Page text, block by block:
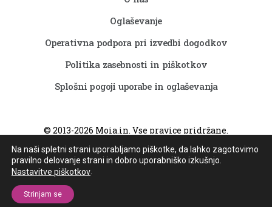
Oglaševanje
Operativna podpora pri izvedbi dogodkov
Politika zasebnosti in piškotkov
Splošni pogoji uporabe in oglaševanja
© 2013-2026 Moia.in. Vse pravice pridržane.
Kontakt:
Na naši spletni strani uporabljamo piškotke, da lahko zagotovimo
pravilno delovanje strani in dobro uporabniško izkušnjo.
Nastavitve piškotkov
Strinjam se